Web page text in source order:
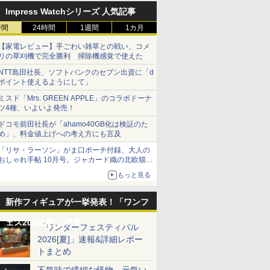
Impress Watchシリーズ 人気記事
24時間 1週間 1カ月
家電レビュー】手ごわい雑草との戦い、コメ
の草刈機で完全勝利 掃除機感覚で使えた
島田社長、ソフトバンクのセブン出資に「d
イント使えるようにして」
スド「Mrs. GREEN APPLE」のコラボドーナ
4種、いよいよ発売！
コモ前田社長が「ahamo40GB化は検証のた
」、料金値上げへの考え方にも言及
リサ・ラーソン」がま口ポーチ付録、大人の
しゃれ手帖 10月号。ジャカード織の北欧猫デ
もっと見る
新作フィギュアが一挙発表！「ワンフ
ェス2026[夏]」特集「ワンダーフェスティバル
2026[夏]」速報&詳細レポー
トまとめ